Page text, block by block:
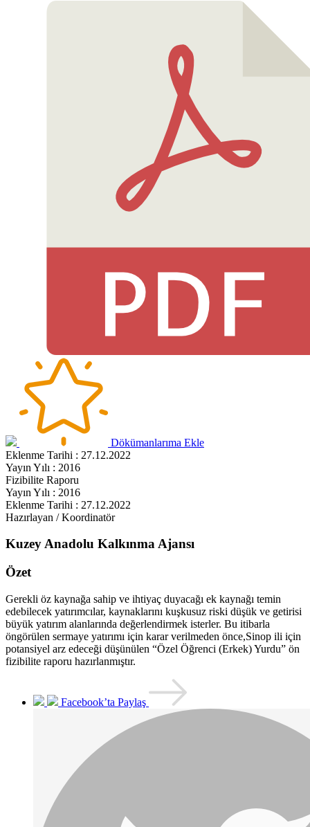
Dökümanlarıma Ekle
Eklenme Tarihi : 27.12.2022
Yayın Yılı : 2016
Fizibilite Raporu
Yayın Yılı : 2016
Eklenme Tarihi : 27.12.2022
Hazırlayan / Koordinatör
Kuzey Anadolu Kalkınma Ajansı
Özet
Gerekli öz kaynağa sahip ve ihtiyaç duyacağı ek kaynağı temin
edebilecek yatırımcılar, kaynaklarını kuşkusuz riski düşük ve getirisi
büyük yatırım alanlarında değerlendirmek isterler. Bu itibarla
öngörülen sermaye yatırımı için karar verilmeden önce,Sinop ili için
potansiyel arz edeceği düşünülen “Özel Öğrenci (Erkek) Yurdu” ön
fizibilite raporu hazırlanmıştır.
Facebook’ta Paylaş